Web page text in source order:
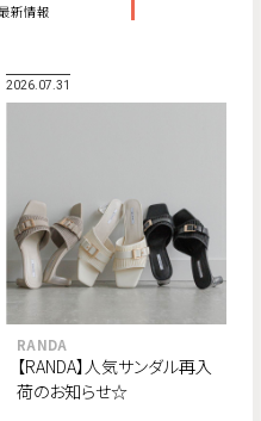
新情報
2026.07.31
RANDA
【RANDA】人気サンダル再入
荷のお知らせ☆